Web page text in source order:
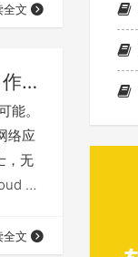
全文
Win软件：Adobe CC 2019_多语言_破解版（作废）
能。
络应
，无
的
1 …
全文